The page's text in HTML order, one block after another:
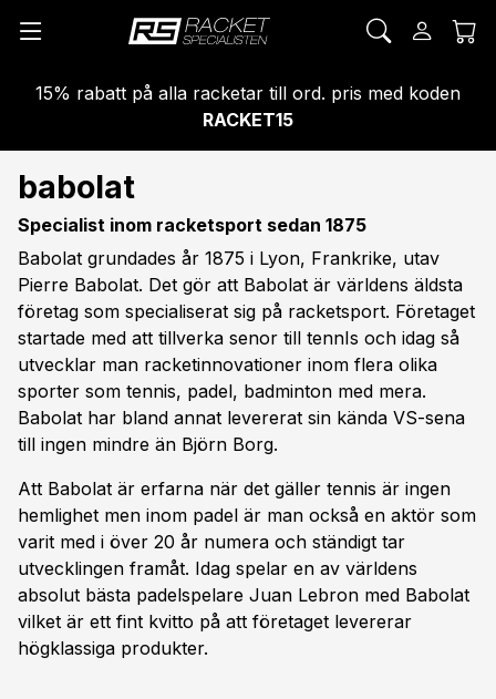
15% rabatt på alla racketar till ord. pris med koden
RACKET15
babolat
Specialist inom racketsport sedan 1875
Babolat grundades år 1875 i Lyon, Frankrike, utav
Pierre Babolat. Det gör att Babolat är världens äldsta
företag som specialiserat sig på racketsport. Företaget
startade med att tillverka senor till tennIs och idag så
utvecklar man racketinnovationer inom flera olika
sporter som tennis, padel, badminton med mera.
Babolat har bland annat levererat sin kända VS-sena
till ingen mindre än Björn Borg.
Att Babolat är erfarna när det gäller tennis är ingen
hemlighet men inom padel är man också en aktör som
varit med i över 20 år numera och ständigt tar
utvecklingen framåt. Idag spelar en av världens
absolut bästa padelspelare Juan Lebron med Babolat
vilket är ett fint kvitto på att företaget levererar
högklassiga produkter.